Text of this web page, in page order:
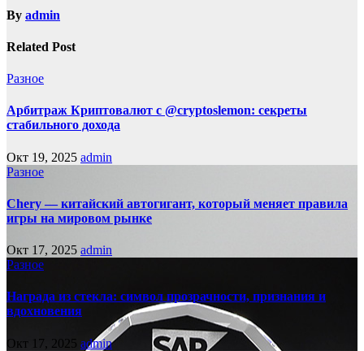
By admin
Related Post
Разное
Арбитраж Криптовалют с @cryptoslemon: секреты
стабильного дохода
Окт 19, 2025 admin
Разное
Chery — китайский автогигант, который меняет правила
игры на мировом рынке
Окт 17, 2025 admin
Разное
Награда из стекла: символ прозрачности, признания и
вдохновения
Окт 17, 2025 admin